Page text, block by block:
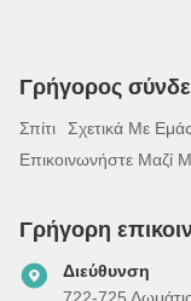
Γρήγορος
Σπίτι Σχετικά Με Εμάς
Επικοινωνήστε Μαζί
Γρήγορη
Διεύθυνση
722-725